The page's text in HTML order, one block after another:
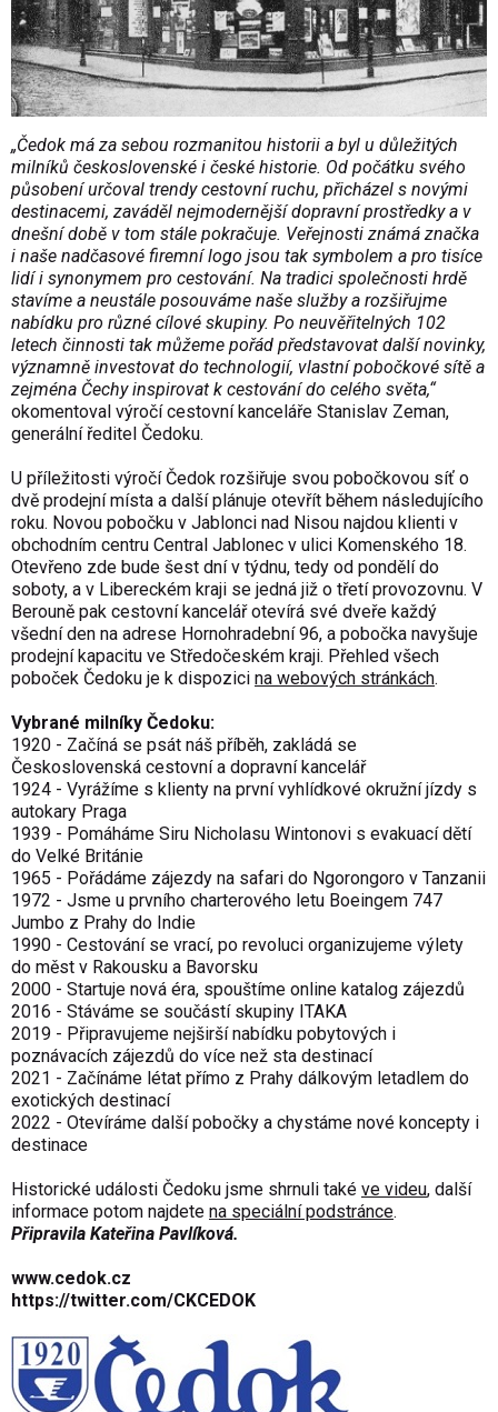
„Čedok má za sebou rozmanitou historii a byl u důležitých
milníků československé i české historie. Od počátku svého
působení určoval trendy cestovní ruchu, přicházel s novými
destinacemi, zaváděl nejmodernější dopravní prostředky a v
dnešní době v tom stále pokračuje. Veřejnosti známá značka
i naše nadčasové firemní logo jsou tak symbolem a pro tisíce
lidí i synonymem pro cestování. Na tradici společnosti hrdě
stavíme a neustále posouváme naše služby a rozšiřujme
nabídku pro různé cílové skupiny. Po neuvěřitelných 102
letech činnosti tak můžeme pořád představovat další novinky,
významně investovat do technologií, vlastní pobočkové sítě a
zejména Čechy inspirovat k cestování do celého světa,“
okomentoval výročí cestovní kanceláře Stanislav Zeman,
generální ředitel Čedoku.
U příležitosti výročí Čedok rozšiřuje svou pobočkovou síť o
dvě prodejní místa a další plánuje otevřít během následujícího
roku. Novou pobočku v Jablonci nad Nisou najdou klienti v
obchodním centru Central Jablonec v ulici Komenského 18.
Otevřeno zde bude šest dní v týdnu, tedy od pondělí do
soboty, a v Libereckém kraji se jedná již o třetí provozovnu. V
Berouně pak cestovní kancelář otevírá své dveře každý
všední den na adrese Hornohradební 96, a pobočka navyšuje
prodejní kapacitu ve Středočeském kraji. Přehled všech
poboček Čedoku je k dispozici na webových stránkách.
Vybrané milníky Čedoku:
1920 - Začíná se psát náš příběh, zakládá se
Československá cestovní a dopravní kancelář
1924 - Vyrážíme s klienty na první vyhlídkové okružní jízdy s
autokary Praga
1939 - Pomáháme Siru Nicholasu Wintonovi s evakuací dětí
do Velké Británie
1965 - Pořádáme zájezdy na safari do Ngorongoro v Tanzanii
1972 - Jsme u prvního charterového letu Boeingem 747
Jumbo z Prahy do Indie
1990 - Cestování se vrací, po revoluci organizujeme výlety
do měst v Rakousku a Bavorsku
2000 - Startuje nová éra, spouštíme online katalog zájezdů
2016 - Stáváme se součástí skupiny ITAKA
2019 - Připravujeme nejširší nabídku pobytových i
poznávacích zájezdů do více než sta destinací
2021 - Začínáme létat přímo z Prahy dálkovým letadlem do
exotických destinací
2022 - Otevíráme další pobočky a chystáme nové koncepty i
destinace
Historické události Čedoku jsme shrnuli také ve videu, další
informace potom najdete na speciální podstránce.
Připravila Kateřina Pavlíková.
www.cedok.cz
https://twitter.com/CKCEDOK